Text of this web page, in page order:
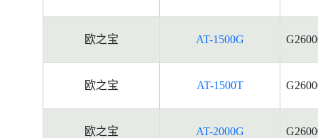
欧之宝 AT-1500G
欧之宝 AT-1500T
欧之宝 AT-2000G